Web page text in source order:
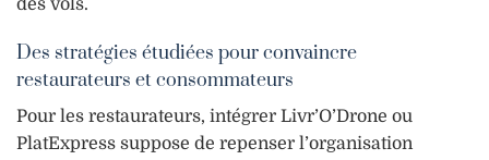
Des stratégies étudiées pour convaincre
restaurateurs et consommateurs
Pour les restaurateurs, intégrer Livr’O’Drone ou
PlatExpress suppose de repenser l’organisation